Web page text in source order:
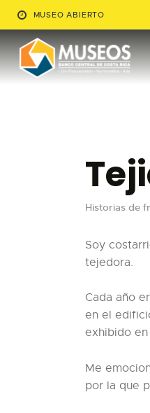
MUSEO ABIERTO
Historias de
Soy
tejedora.
Cada año
en el
exhibido
Me
por la que